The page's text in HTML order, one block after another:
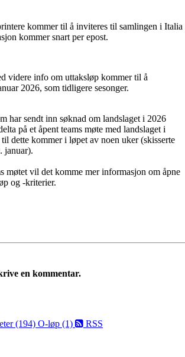
kommer til å inviteres til samlingen i Italia
kommer snart per epost.
videre info om uttaksløp kommer til å
2026, som tidligere sesonger.
har sendt inn søknad om landslaget i 2026
på et åpent teams møte med landslaget i
dette kommer i løpet av noen uker (skisserte
januar).
møtet vil det komme mer informasjon om åpne
og -kriterier.
en kommentar.
(194) O-løp (1) RSS